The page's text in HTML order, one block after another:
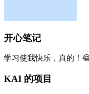
开心笔记
学习使我快乐，真的！
KAI 的项目